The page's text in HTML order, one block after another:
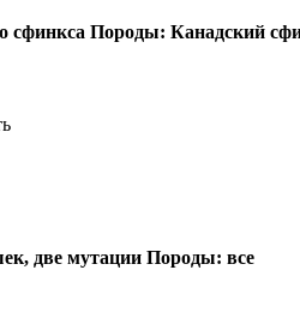
сфинкса Породы: Канадский
две мутации Породы: все